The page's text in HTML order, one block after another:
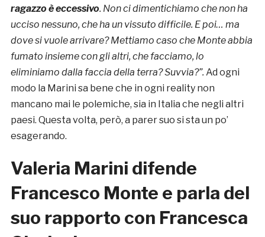
ragazzo è eccessivo. Non ci dimentichiamo che non ha
ucciso nessuno, che ha un vissuto difficile. E poi… ma
dove si vuole arrivare? Mettiamo caso che Monte abbia
fumato insieme con gli altri, che facciamo, lo
eliminiamo dalla faccia della terra? Suvvia?”. Ad ogni
modo la Marini sa bene che in ogni reality non
mancano mai le polemiche, sia in Italia che negli altri
paesi. Questa volta, però, a parer suo si sta un po’
esagerando.
Valeria Marini difende
Francesco Monte e parla del
suo rapporto con Francesca